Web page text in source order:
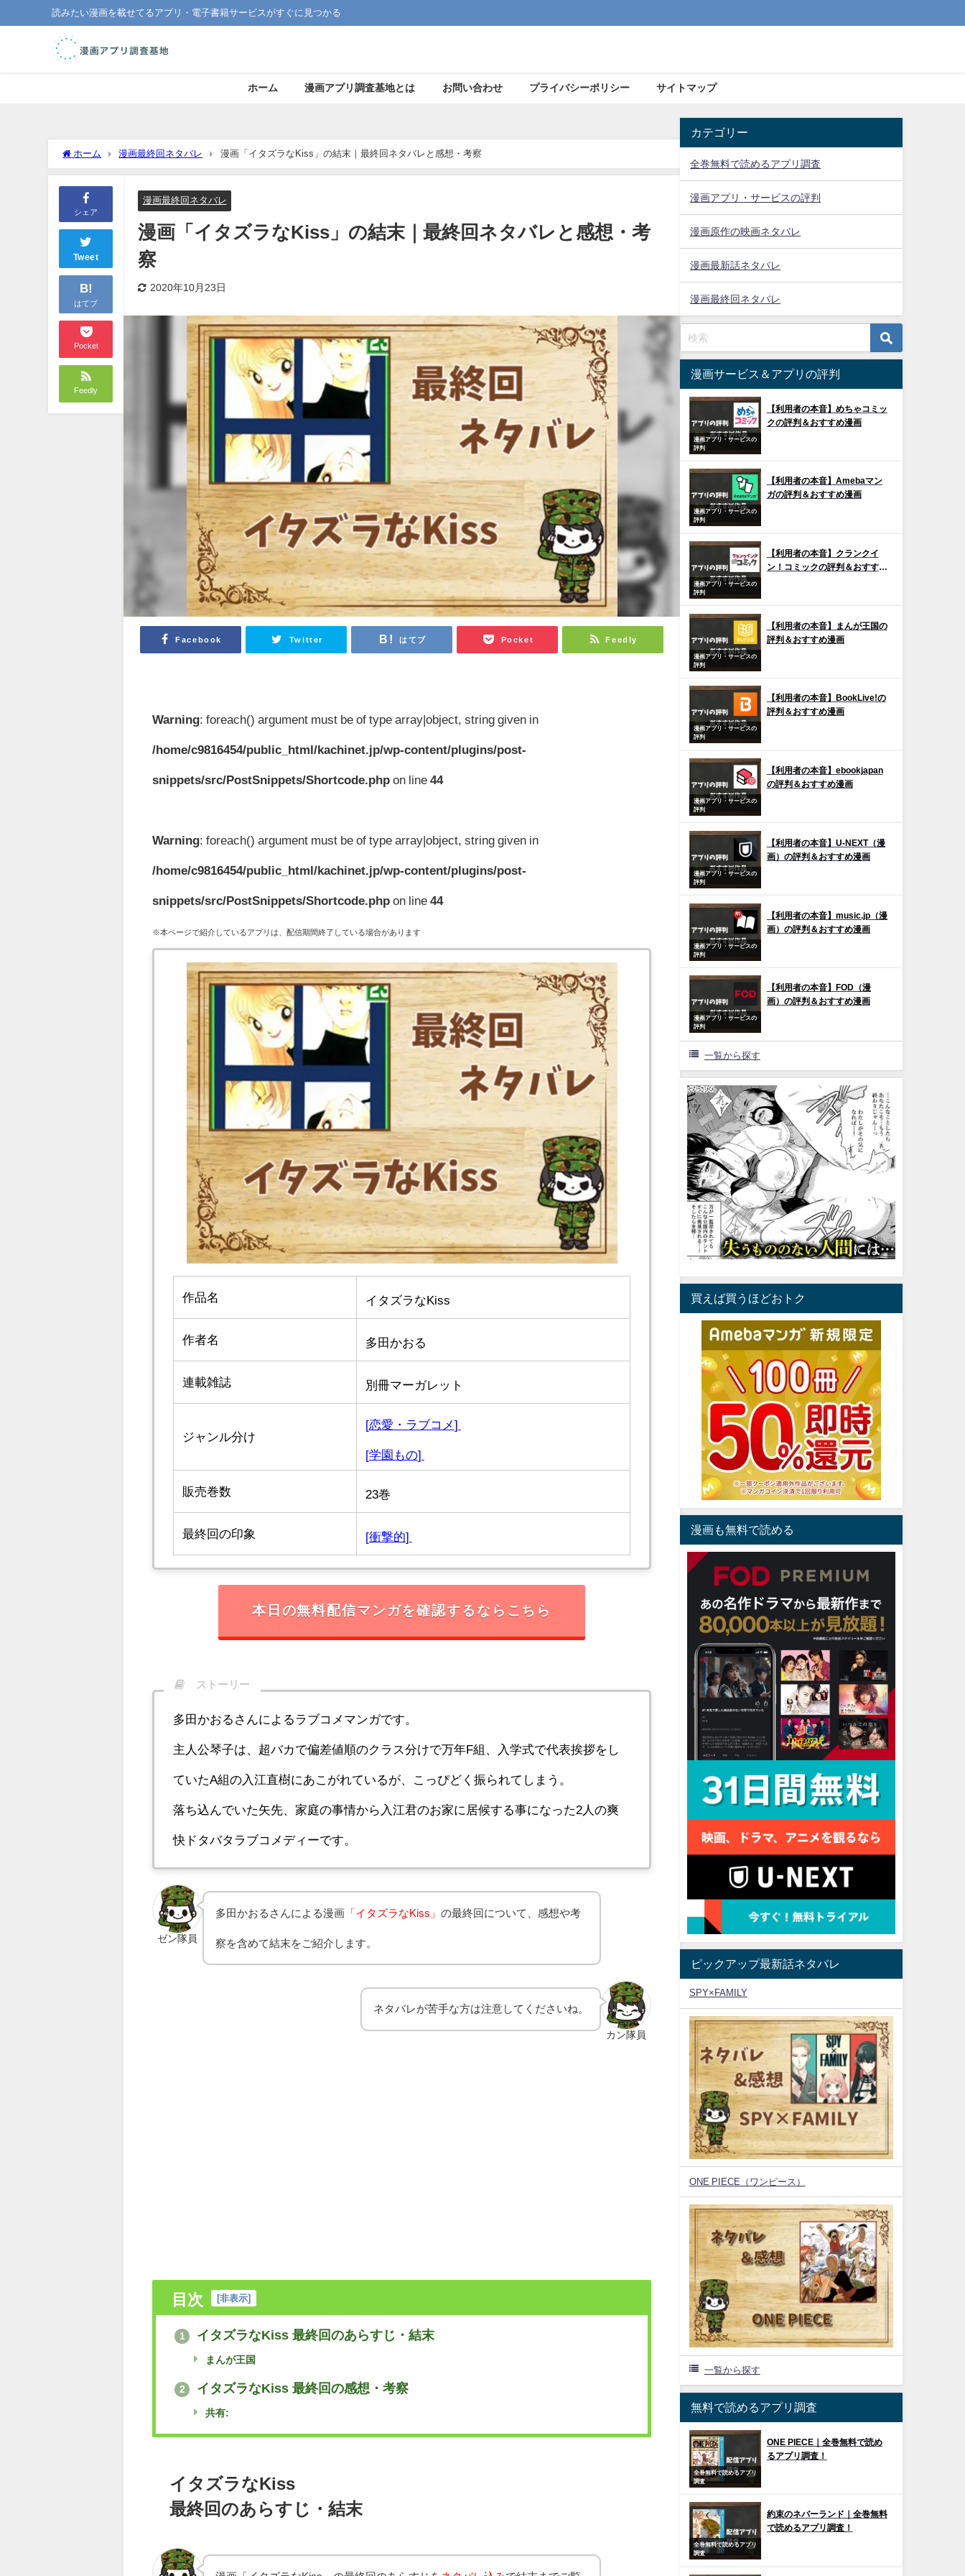
読みたい漫画を載せてるアプリ・電子書籍サービスがすぐに見つかる
ホーム 漫画アプリ調査基地とは お問い合わせ プライバシーポリシー サイトマップ
ホーム 漫画最終回ネタバレ 漫画「イタズラなKiss」の結末｜最終回ネタバレと感想・考察
シェア
Tweet
B!
はてブ
Pocket
Feedly
漫画最終回ネタバレ
漫画「イタズラなKiss」の結末｜最終回ネタバレと感想・考
察
2020年10月23日
Facebook Twitter はてブ Pocket Feedly
Warning: foreach() argument must be of type array|object, string given in
/home/c9816454/public_html/kachinet.jp/wp-content/plugins/post-
snippets/src/PostSnippets/Shortcode.php on line44
Warning: foreach() argument must be of type array|object, string given in
/home/c9816454/public_html/kachinet.jp/wp-content/plugins/post-
snippets/src/PostSnippets/Shortcode.php on line44
※本ページで紹介しているアプリは、配信期間終了している場合があります
作品名 イタズラなKiss
作者名 多田かおる
連載雑誌 別冊マーガレット
ジャンル分け
[恋愛・ラブコメ]
[学園もの]
販売巻数 23巻
最終回の印象 [衝撃的]
本日の無料配信マンガを確認するならこちら
ストーリー
多田かおるさんによるラブコメマンガです。
主人公琴子は、超バカで偏差値順のクラス分けで万年F組、入学式で代表挨拶をし
ていたA組の入江直樹にあこがれているが、こっぴどく振られてしまう。
落ち込んでいた矢先、家庭の事情から入江君のお家に居候する事になった2人の爽
快ドタバタラブコメディーです。
ゼン隊員
多田かおるさんによる漫画「イタズラなKiss 」 の最終回について、感想や考
察を含めて結末をご紹介します。
カン隊員
ネタバレが苦手な方は注意してくださいね。
目次 [非表示]
1 イタズラなKiss 最終回のあらすじ・結末
まんが王国
2 イタズラなKiss 最終回の感想・考察
共有:
イタズラなKiss
最終回のあらすじ・結末
カテゴリー
全巻無料で読めるアプリ調査
漫画アプリ・サービスの評判
漫画原作の映画ネタバレ
漫画最新話ネタバレ
漫画最終回ネタバレ
漫画サービス＆アプリの評判
漫画アプリ・サービスの
評判
【利用者の本音】めちゃコミッ
クの評判＆おすすめ漫画
漫画アプリ・サービスの
評判
【利用者の本音】Amebaマン
ガの評判＆おすすめ漫画
漫画アプリ・サービスの
評判
【利用者の本音】クランクイ
ン！コミックの評判＆おすすめ
漫画アプリ・サービスの
評判
【利用者の本音】まんが王国の
評判＆おすすめ漫画
漫画アプリ・サービスの
評判
【利用者の本音】BookLive!の
評判＆おすすめ漫画
漫画アプリ・サービスの
評判
【利用者の本音】ebookjapan
の評判＆おすすめ漫画
漫画アプリ・サービスの
評判
【利用者の本音】U-NEXT（漫
画）の評判＆おすすめ漫画
漫画アプリ・サービスの
評判
【利用者の本音】music.jp（漫
画）の評判＆おすすめ漫画
漫画アプリ・サービスの
評判
【利用者の本音】FOD（漫
画）の評判＆おすすめ漫画
一覧から探す
買えば買うほどおトク
漫画も無料で読める
ピックアップ最新話ネタバレ
SPY×FAMILY
ONE PIECE（ワンピース）
一覧から探す
無料で読めるアプリ調査
全巻無料で読めるアプリ
調査
ONE PIECE｜全巻無料で読め
るアプリ調査！
全巻無料で読めるアプリ
調査
約束のネバーランド｜全巻無料
で読めるアプリ調査！